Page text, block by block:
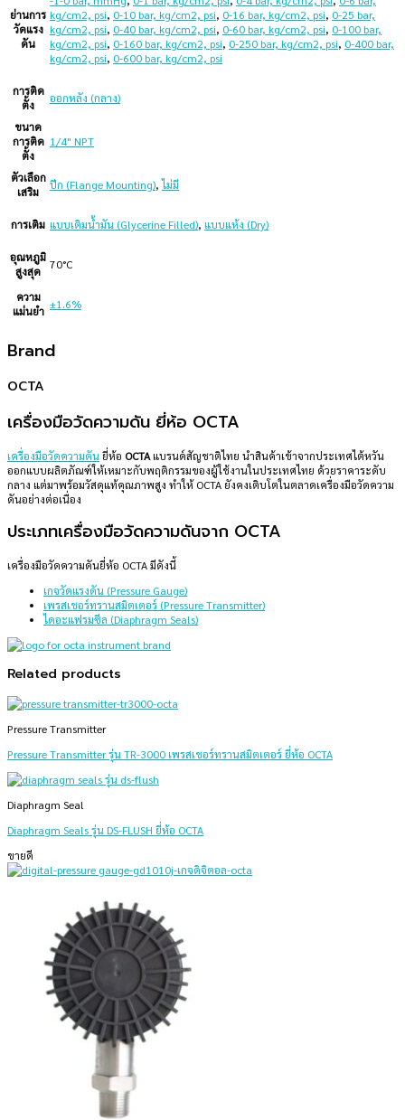
ย่านการ
วัดแรง
ดัน
kg/cm2, psi, 0-10 bar, kg/cm2, psi, 0-16 bar, kg/cm2, psi, 0-25 bar,
kg/cm2, psi, 0-40 bar, kg/cm2, psi, 0-60 bar, kg/cm2, psi, 0-100 bar,
kg/cm2, psi, 0-160 bar, kg/cm2, psi, 0-250 bar, kg/cm2, psi, 0-400 bar,
kg/cm2, psi, 0-600 bar, kg/cm2, psi
การติด
ตั้ง
ออกหลัง (กลาง)
ขนาด
การติด
ตั้ง
1/4" NPT
ตัวเลือก
เสริม
ปีก (Flange Mounting),ไม่มี
การเติม แบบเติมน้ำมัน (Glycerine Filled), แบบแห้ง (Dry)
อุณหภูมิ
สูงสุด
70°C
ความ
แม่นยำ ±1.6%
Brand
OCTA
เครื่องมือวัดความดัน ยี่ห้อ OCTA
เครื่องมือวัดความดันยี่ห้อ OCTAแบรนด์สัญชาติไทย นำสินค้าเข้าจากประเทศไต้หวัน
ออกแบบผลิตภัณฑ์ให้เหมาะกับพฤติกรรมของผู้ใช้งานในประเทศไทย ด้วยราคาระดับ
กลาง แต่มาพร้อมวัสดุแท้คุณภาพสูง ทำให้ OCTA ยังคงเติบโตในตลาดเครื่องมือวัดความ
ดันอย่างต่อเนื่อง
ประเภทเครื่องมือวัดความดันจาก OCTA
เครื่องมือวัดความดันยี่ห้อ OCTA มีดังนี้
เกจวัดแรงดัน (Pressure Gauge)
เพรสเชอร์ทรานสมิตเตอร์ (Pressure Transmitter)
ไดอะแฟรมซีล (Diaphragm Seals)
Related products
Pressure Transmitter
Pressure Transmitter รุ่น TR-3000 เพรสเชอร์ทรานสมิตเตอร์ ยี่ห้อ OCTA
Diaphragm Seal
Diaphragm Seals รุ่น DS-FLUSH ยี่ห้อ OCTA
ขายดี